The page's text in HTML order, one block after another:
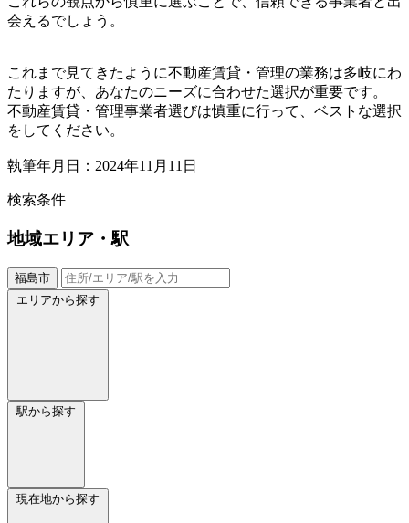
会えるでしょう。
これまで見てきたように不動産賃貸・管理の業務は多岐にわ
たりますが、あなたのニーズに合わせた選択が重要です。
不動産賃貸・管理事業者選びは慎重に行って、ベストな選択
をしてください。
執筆年月日：2024年11月11日
検索条件
地域エリア・駅
福島市
エリアから探す
駅から探す
現在地から探す